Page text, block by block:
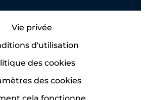
Vie privée
d'utilisation
des cookies
des cookies